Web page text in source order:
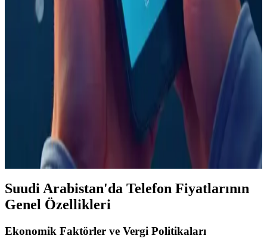
iPhone'da Kazara Aramaları Önlemek İçin Unified
Görünüm ve Tap Recents Ayarının Kullanımı
iPhone'da kazara aramaları önlemek için Unified görünüm
etkinleştirilmeli ve Tap Recents to Call ayarı kapatılmalıdır. Bu
yöntem, Recents listesindeki yanlış aramaları engeller ancak
Telefonlarda Reklam Virüsü Tehlikesi ve Korunma
Yöntemleri Hakkında Bilgilendirici Rehber
Reklam virüsü, telefon performansını düşürüp gizliliği tehlikeye atan
ciddi bir tehdit. Güvenilir uygulama kullanımı ve antivirüs ile
korunma yöntemleri hakkında detaylar içerir.
Suudi Arabistan'da Telefon Fiyatlarının
Genel Özellikleri
Ekonomik Faktörler ve Vergi Politikaları